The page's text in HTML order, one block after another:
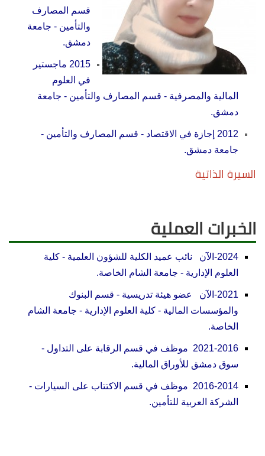
قسم المصارف
والتأمين - جامعة
دمشق.
2015 ماجستير
في العلوم
المالية والمصرفية - قسم المصارف والتأمين - جامعة
دمشق.
2012 إجازة في الاقتصاد - قسم المصارف والتأمين -
جامعة دمشق.
السيرة الذاتية
الخبرات العملية
2024-الآن نائب عميد الكلية للشؤون العلمية - كلية
العلوم الإدارية - جامعة الشام الخاصة.
2021-الآن عضو هيئة تدريسية - قسم البنوك
والمؤسسات المالية - كلية العلوم الإدارية - جامعة الشام
الخاصة.
2021-2016 موظف في قسم الرقابة على التداول -
سوق دمشق للأوراق المالية.
2016-2014 موظف في قسم الاكتتاب على السيارات -
الشركة العربية للتأمين.